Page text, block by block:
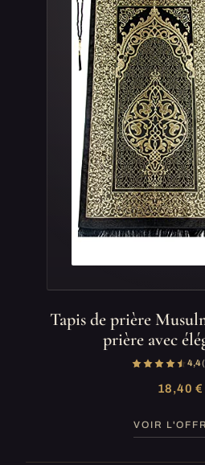
Tapis de prière
prière avec
4,4
18,40 €
VOIR